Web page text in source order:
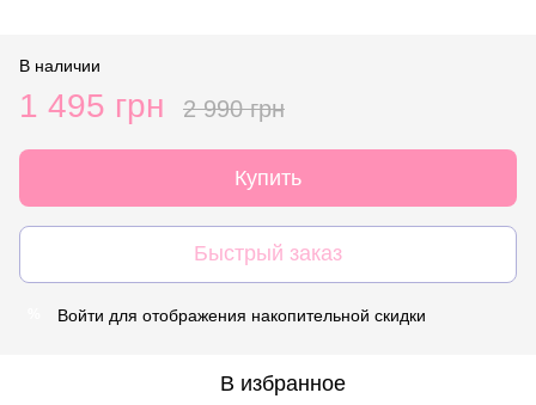
В наличии
1 495 грн 2 990 грн
Купить
Быстрый заказ
Войти для отображения накопительной скидки
В избранное